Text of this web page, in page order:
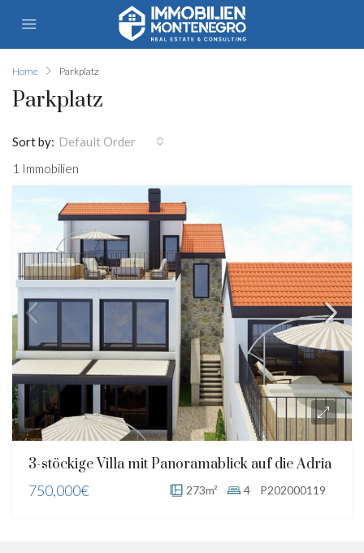
Home Parkplatz
Parkplatz
1 Immobilien
Sort by: Default Order
3-stöckige Villa mit Panoramablick auf die Adria
750,000€
273m² 4 P202000119